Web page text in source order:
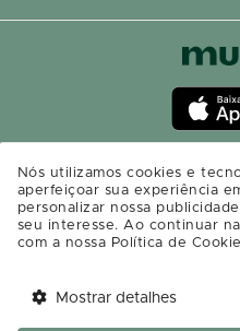
Nós utilizamos cookies e
aperfeiçoar sua experiência
personalizar nossa
seu interesse. Ao continuar
com a nossa Política de
Mostrar detalhes